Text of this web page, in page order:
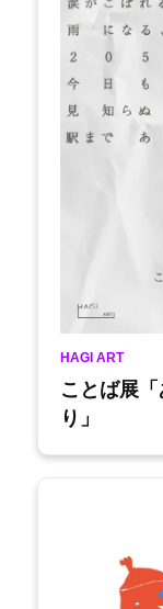
HAGI ART
ことば展
り」